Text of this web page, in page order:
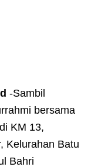
-Sambil
bersama
KM 13,
Kelurahan Batu
Bahri